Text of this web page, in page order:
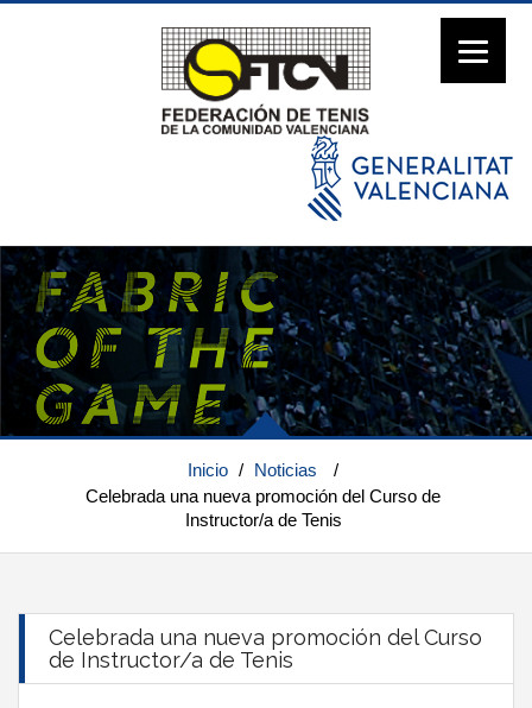
Inicio / Noticias
/
Celebrada una nueva promoción del Curso de
Instructor/a de Tenis
Celebrada una nueva promoción del Curso
de Instructor/a de Tenis